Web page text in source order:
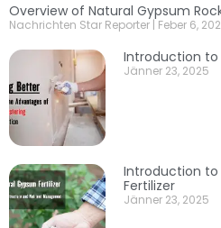
Overview of Natural Gypsum
Nachrichten Star Reporter Feber 6,
Introduction to
Jänner 23, 2025
Introduction to
Fertilizer
Jänner 23, 2025